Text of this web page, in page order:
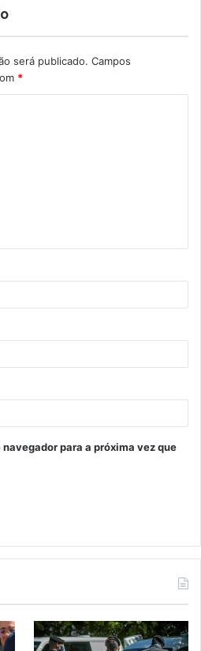
será publicado. Campos
*
para a próxima vez que